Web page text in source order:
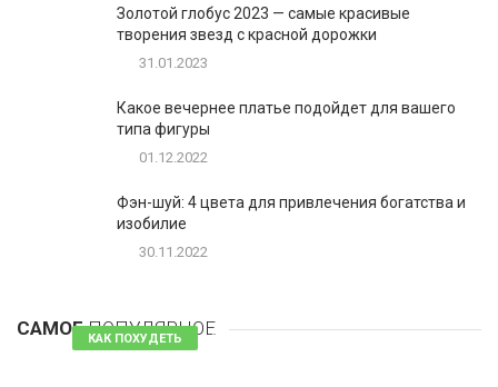
Золотой глобус 2023 — самые красивые
творения звезд с красной дорожки
31.01.2023
Какое вечернее платье подойдет для вашего
типа фигуры
01.12.2022
Фэн-шуй: 4 цвета для привлечения богатства и
изобилие
30.11.2022
САМОЕПОПУЛЯРНОЕ
КАК ПОХУДЕТЬ 81 комментарий